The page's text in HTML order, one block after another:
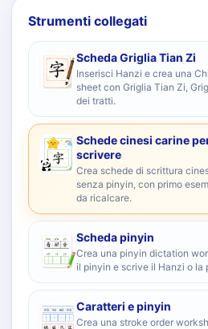
Strumenti collegati
Scheda Griglia Tian Zi
Inserisci Hanzi e crea una
sheet con Griglia Tian Zi,
dei tratti.
Schede cinesi carine
scrivere
Crea schede di scrittura
senza pinyin, con primo
da ricalcare.
Scheda pinyin
Crea una pinyin dictation
il pinyin e scrive il Hanzi o la
Caratteri e pinyin
Crea una stroke order